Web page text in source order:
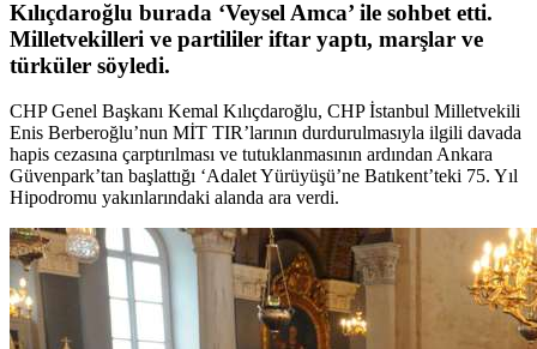
Kılıçdaroğlu burada ‘Veysel Amca’ ile sohbet etti.
Milletvekilleri ve partililer iftar yaptı, marşlar ve
türküler söyledi.
CHP Genel Başkanı Kemal Kılıçdaroğlu, CHP İstanbul Milletvekili
Enis Berberoğlu’nun MİT TIR’larının durdurulmasıyla ilgili davada
hapis cezasına çarptırılması ve tutuklanmasının ardından Ankara
Güvenpark’tan başlattığı ‘Adalet Yürüyüşü’ne Batıkent’teki 75. Yıl
Hipodromu yakınlarındaki alanda ara verdi.